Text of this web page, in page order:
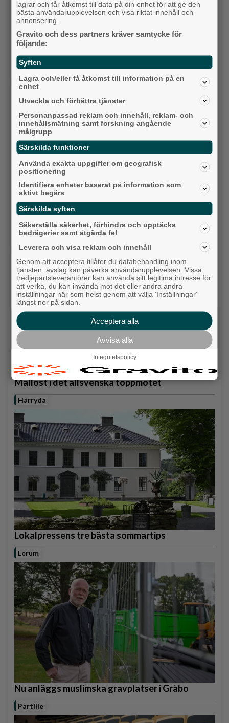
Detta händer i Alingsås 3–10 augusti
Backa/Kärra
Karnevalstämning på Backadagen
Bjöds på trummor, såpbubblor och grillade räkor
Hisingen
Mållöst i det allsvenska toppmötet
Härryda
Lokalpressens tre bästa sommartips
Lerum
Nu anläggs muslimska gravplatser i Gråbo
Partille
lagrar och får åtkomst till data på din enhet för att ge den
bästa användarupplevelsen och visa riktat innehåll och
annonsering.
Gravito och dess partners kräver samtycke för
följande:
Syften
Lagra och/eller få åtkomst till information på en
enhet
Utveckla och förbättra tjänster
Personanpassad reklam och innehåll, reklam- och
innehållsmätning samt forskning angående
målgrupp
Särskilda funktioner
Använda exakta uppgifter om geografisk
positionering
Identifiera enheter baserat på information som
aktivt begärs
Särskilda syften
Säkerställa säkerhet, förhindra och upptäcka
bedrägerier samt åtgärda fel
Leverera och visa reklam och innehåll
Genom att acceptera tillåter du databehandling inom
tjänsten, avslag kan påverka användarupplevelsen. Vissa
tredjepartsleverantörer kan använda sitt legitima intresse för
att verka, du kan invända mot det eller ändra andra
inställningar när som helst genom att välja 'Inställningar'
längst ner på sidan.
Acceptera alla
Avvisa alla
Integritetspolicy